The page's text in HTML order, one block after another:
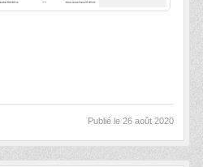
Publié le 26 août 2020